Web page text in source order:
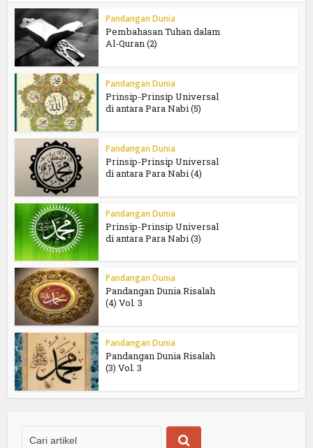
Pandangan Dunia
Pembahasan Tuhan dalam
Al-Quran (2)
Pandangan Dunia
Prinsip-Prinsip Universal
di antara Para Nabi (5)
Pandangan Dunia
Prinsip-Prinsip Universal
di antara Para Nabi (4)
Pandangan Dunia
Prinsip-Prinsip Universal
di antara Para Nabi (3)
Pandangan Dunia
Pandangan Dunia Risalah
(4) Vol. 3
Pandangan Dunia
Pandangan Dunia Risalah
(3) Vol. 3